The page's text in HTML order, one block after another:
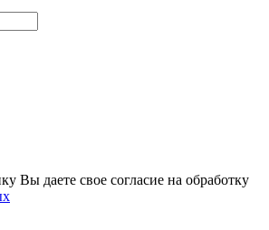
Вы даете свое согласие на обработку